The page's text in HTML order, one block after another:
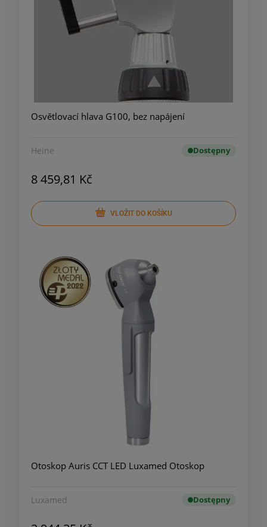
Osvětlovací hlava G100, bez napájení
Heine Dostępny
8 459,81 Kč
VLOŽIT DO KOŠÍKU
Otoskop Auris CCT LED Luxamed Otoskop
Luxamed Dostępny